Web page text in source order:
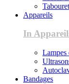
Appareils
In
Lampes
Bandages